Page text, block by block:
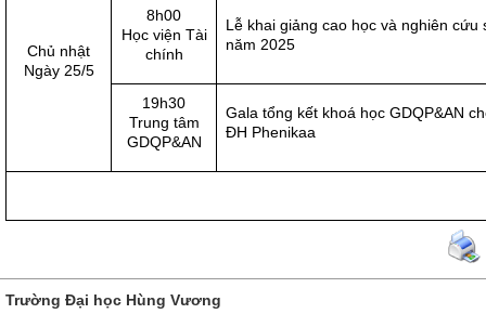
Chủ nhật
Ngày 25/5
8h00
Học viện Tài
chính
Lễ khai giảng cao học và nghiên cứu
năm 2025
19h30
Trung tâm
GDQP&AN
Gala tổng kết khoá học GDQP&AN
ĐH Phenikaa
Trường Đại học Hùng Vương